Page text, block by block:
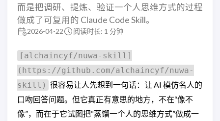
而是把调研、提炼、验证一个人思维方式的过程
做成了可复用的 Claude Code Skill。
2026-04-22 阅读时长: 1 分钟
[alchaincyf/nuwa-skill]
(https://github.com/alchaincyf/nuwa-
skill) 很容易让人先想到一句话：让 AI 模仿名人的
口吻回答问题。但它真正有意思的地方，不在“像不
像”，而在于它试图把“蒸馏一个人的思维方式”做成一